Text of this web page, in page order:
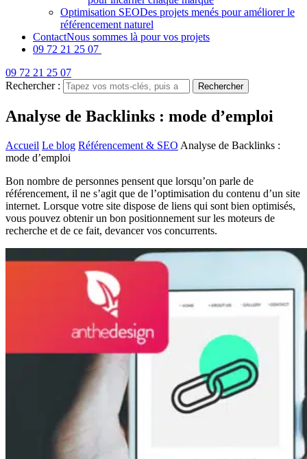
Optimisation SEODes projets menés pour améliorer le
référencement naturel
ContactNous sommes là pour vos projets
09 72 21 25 07
09 72 21 25 07
Rechercher :
Analyse de Backlinks : mode d’emploi
Accueil Le blog Référencement & SEO Analyse de Backlinks :
mode d’emploi
Bon nombre de personnes pensent que lorsqu’on parle de
référencement, il ne s’agit que de l’optimisation du contenu d’un site
internet. Lorsque votre site dispose de liens qui sont bien optimisés,
vous pouvez obtenir un bon positionnement sur les moteurs de
recherche et de ce fait, devancer vos concurrents.